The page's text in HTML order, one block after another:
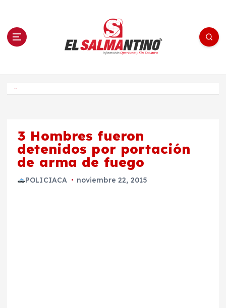
n El Salmantino - medios/noticias/editorial
3 Hombres fueron
detenidos por portación
de arma de fuego
POLICIACA noviembre 22, 2015